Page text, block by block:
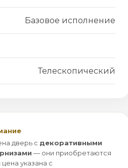
Базовое исполнение
Телескопический
дверь с декоративными
— они приобретаются
указана с